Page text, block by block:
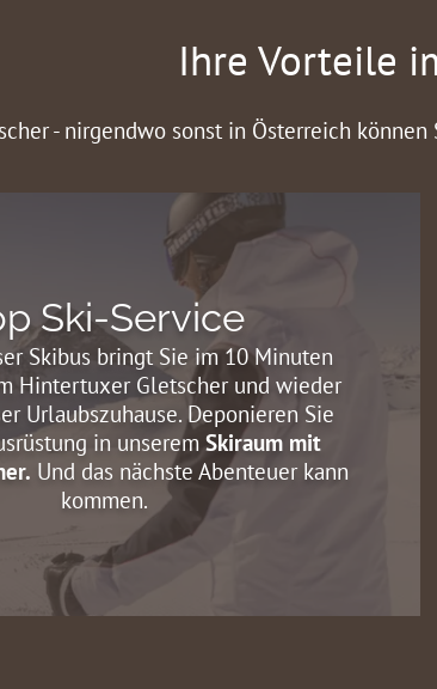
Ihre Vorteile
- nirgendwo sonst in Österreich
Ski-Service
Skibus bringt Sie im 10 Minuten
Hintertuxer Gletscher und wieder
Urlaubszuhause. Deponieren Sie
in unserem Skiraum mit
Und das nächste Abenteuer kann
kommen.